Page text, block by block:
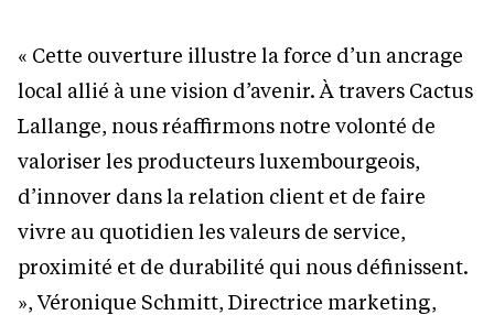
« Cette ouverture illustre la force d’un ancrage
local allié à une vision d’avenir. À travers Cactus
Lallange, nous réaffirmons notre volonté de
valoriser les producteurs luxembourgeois,
d’innover dans la relation client et de faire
vivre au quotidien les valeurs de service,
proximité et de durabilité qui nous définissent.
», Véronique Schmitt, Directrice marketing,